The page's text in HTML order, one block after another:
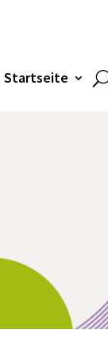
Startseite